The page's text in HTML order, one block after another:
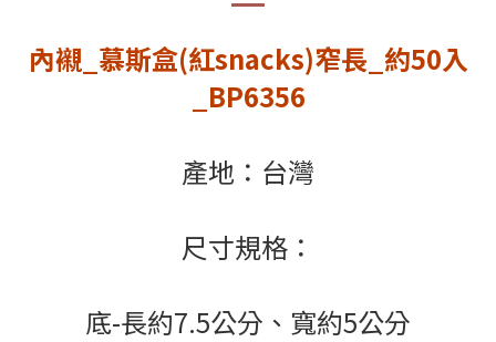
內襯_慕斯盒(紅snacks)窄長_約50入
_BP6356
產地：台灣
尺寸規格：
底-長約7.5公分、寬約5公分